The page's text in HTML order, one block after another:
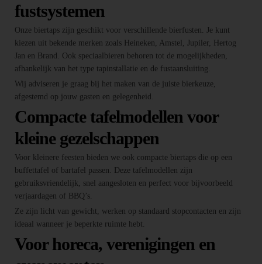
fustsystemen
Onze biertaps zijn geschikt voor verschillende bierfusten. Je kunt
kiezen uit bekende merken zoals Heineken, Amstel, Jupiler, Hertog
Jan en Brand. Ook speciaalbieren behoren tot de mogelijkheden,
afhankelijk van het type tapinstallatie en de fustaansluiting.
Wij adviseren je graag bij het maken van de juiste bierkeuze,
afgestemd op jouw gasten en gelegenheid.
Compacte tafelmodellen voor
kleine gezelschappen
Voor kleinere feesten bieden we ook compacte biertaps die op een
buffettafel of bartafel passen. Deze tafelmodellen zijn
gebruiksvriendelijk, snel aangesloten en perfect voor bijvoorbeeld
verjaardagen of BBQ’s.
Ze zijn licht van gewicht, werken op standaard stopcontacten en zijn
ideaal wanneer je beperkte ruimte hebt.
Voor horeca, verenigingen en